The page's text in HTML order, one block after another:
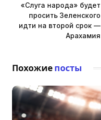
«Слуга народа» будет
просить Зеленского
идти на второй срок —
Арахамия
Похожие посты